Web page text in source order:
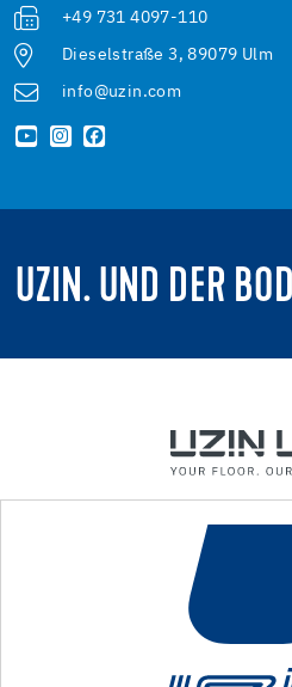
+49 731 4097-110
Dieselstraße 3, 89079 Ulm
info@uzin.com
UZIN. UND DER